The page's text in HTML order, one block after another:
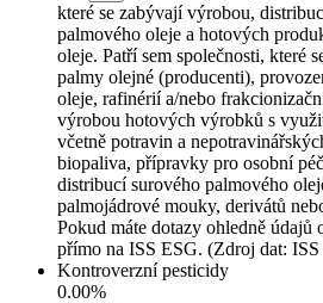
které se zabývají výrobou,
palmového oleje a hotových
oleje. Patří sem společnosti, které
palmy olejné (producenti),
oleje, rafinérií a/nebo
výrobou hotových výrobků s
včetně potravin a
biopaliva, přípravky pro osobní
distribucí surového palmového
palmojádrové mouky, derivátů
Pokud máte dotazy ohledně údajů
přímo na ISS ESG. (Zdroj dat:
Kontroverzní pesticidy
0.00%